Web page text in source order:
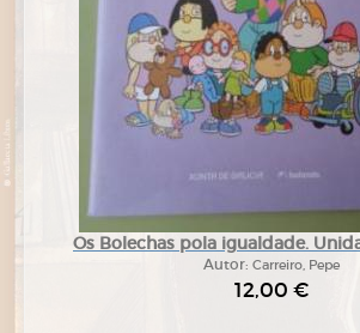
Os Bolechas pola igualdade.
Autor: Carreiro, Pepe
12,00 €